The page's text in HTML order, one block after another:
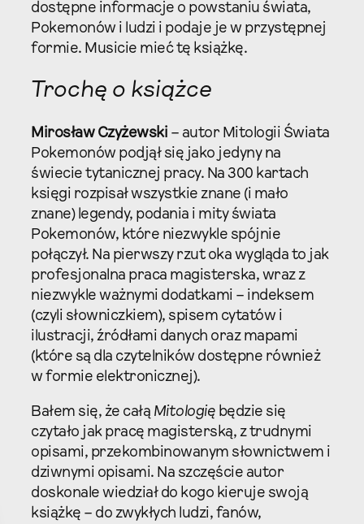
dostępne informacje o powstaniu świata,
Pokemonów i ludzi i podaje je w przystępnej
formie. Musicie mieć tę książkę.
Trochę o książce
Mirosław Czyżewski – autor Mitologii Świata
Pokemonów podjął się jako jedyny na
świecie tytanicznej pracy. Na 300 kartach
księgi rozpisał wszystkie znane (i mało
znane) legendy, podania i mity świata
Pokemonów, które niezwykle spójnie
połączył. Na pierwszy rzut oka wygląda to jak
profesjonalna praca magisterska, wraz z
niezwykle ważnymi dodatkami – indeksem
(czyli słowniczkiem), spisem cytatów i
ilustracji, źródłami danych oraz mapami
(które są dla czytelników dostępne również
w formie elektronicznej).
Bałem się, że całą Mitologię będzie się
czytało jak pracę magisterską, z trudnymi
opisami, przekombinowanym słownictwem i
dziwnymi opisami. Na szczęście autor
doskonale wiedział do kogo kieruje swoją
książkę – do zwykłych ludzi, fanów,